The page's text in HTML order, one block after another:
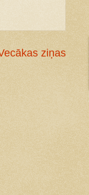
ziņas